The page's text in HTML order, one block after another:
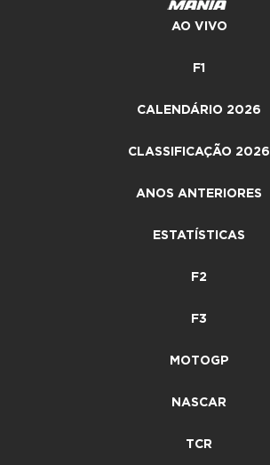
AO VIVO
F1
CALENDÁRIO 2026
CLASSIFICAÇÃO 2026
ANOS ANTERIORES
ESTATÍSTICAS
F2
F3
MOTOGP
NASCAR
TCR